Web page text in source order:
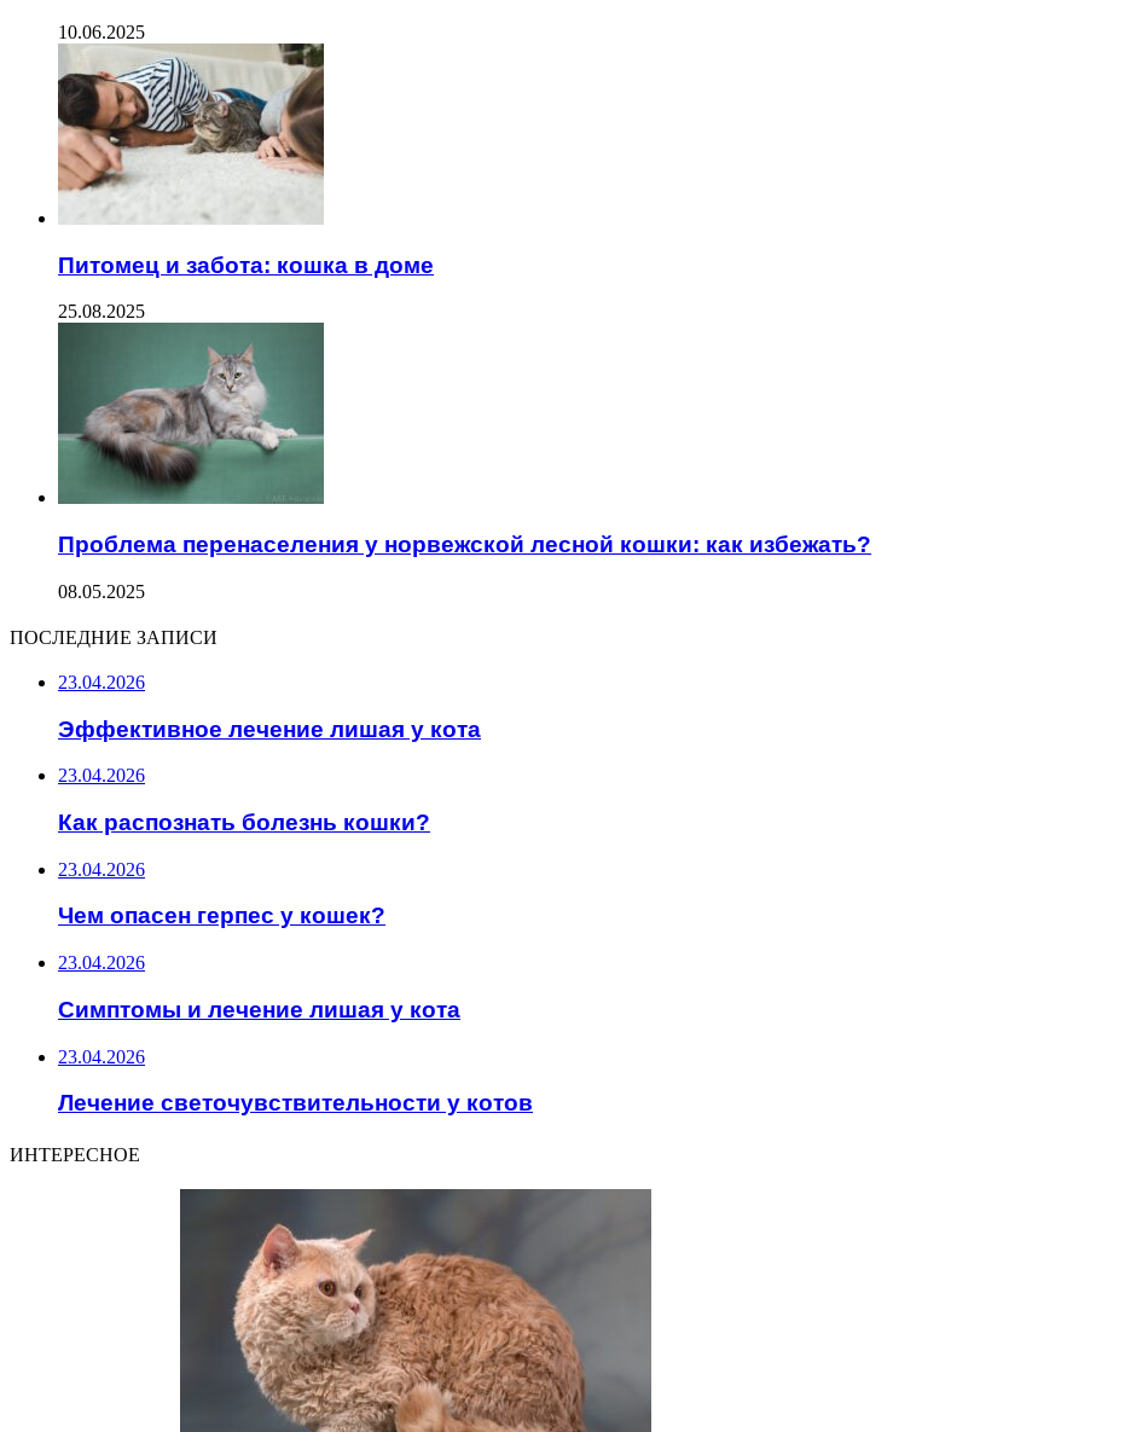
10.06.2025
Питомец и забота: кошка в доме
25.08.2025
Проблема перенаселения у норвежской лесной кошки: как избежать?
08.05.2025
ПОСЛЕДНИЕ ЗАПИСИ
23.04.2026
Эффективное лечение лишая у кота
23.04.2026
Как распознать болезнь кошки?
23.04.2026
Чем опасен герпес у кошек?
23.04.2026
Симптомы и лечение лишая у кота
23.04.2026
Лечение светочувствительности у котов
ИНТЕРЕСНОЕ